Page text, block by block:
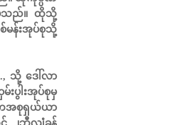
လုပ်သည်။ ထိုသို့
စ်မန်းအုပ်စုသို့
သို့ ဒေါ်လာ
ပွါးအုပ်စုမှ
ကအစုရှယ်ယာ